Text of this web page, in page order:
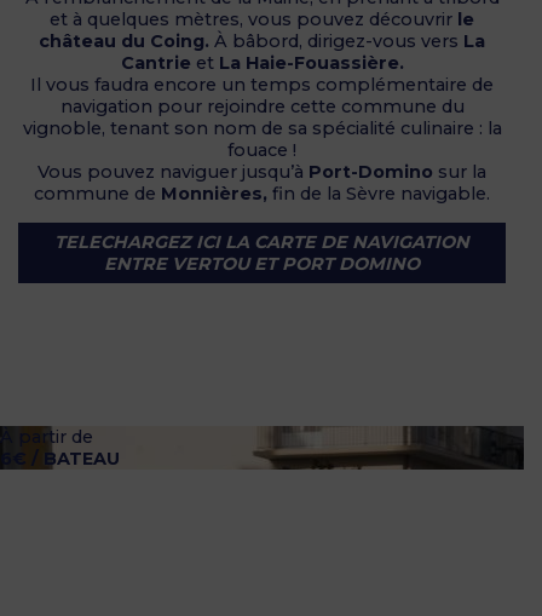
et à quelques mètres, vous pouvez découvrir le
château du Coing. À bâbord, dirigez-vous vers La
Cantrie et La Haie-Fouassière.
Il vous faudra encore un temps complémentaire de
navigation pour rejoindre cette commune du
vignoble, tenant son nom de sa spécialité culinaire : la
fouace !
Vous pouvez naviguer jusqu’à Port-Domino sur la
commune de Monnières, fin de la Sèvre navigable.
TELECHARGEZ ICI LA CARTE DE NAVIGATION
ENTRE VERTOU ET PORT DOMINO
À partir de
6€ / BATEAU